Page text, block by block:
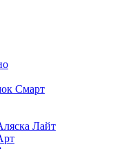
Смарт
Лайт